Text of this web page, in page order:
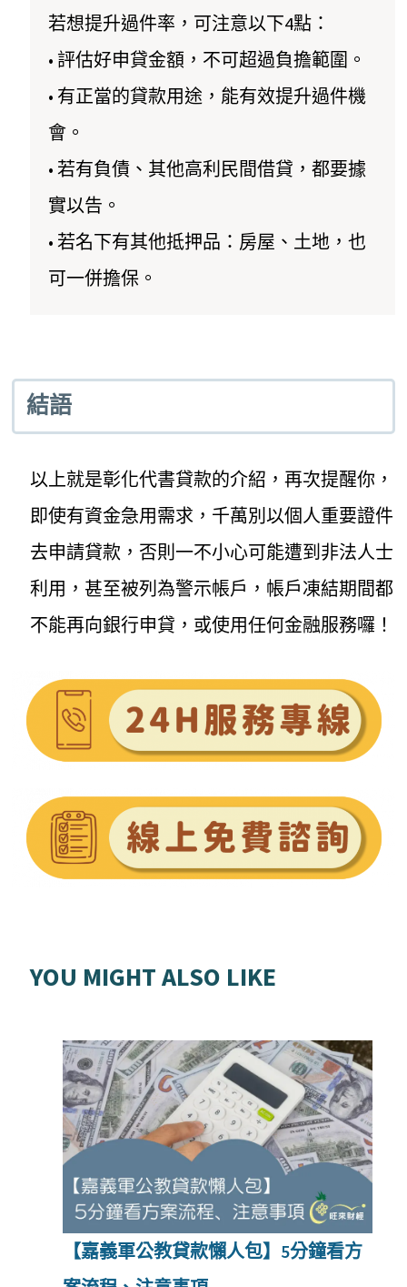
若想提升過件率，可注意以下4點：
• 評估好申貸金額，不可超過負擔範圍。
• 有正當的貸款用途，能有效提升過件機
會。
• 若有負債、其他高利民間借貸，都要據
實以告。
• 若名下有其他抵押品：房屋、土地，也
可一併擔保。
結語
以上就是彰化代書貸款的介紹，再次提醒你，
即使有資金急用需求，千萬別以個人重要證件
去申請貸款，否則一不小心可能遭到非法人士
利用，甚至被列為警示帳戶，帳戶凍結期間都
不能再向銀行申貸，或使用任何金融服務囉！
YOU MIGHT ALSO LIKE
【嘉義軍公教貸款懶人包】5分鐘看方